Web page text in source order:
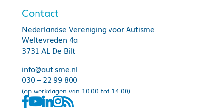
Contact
Nederlandse Vereniging voor Autisme
Weltevreden 4a
3731 AL De Bilt
info@autisme.nl
030 – 22 99 800
(op werkdagen van 10.00 tot 14.00)